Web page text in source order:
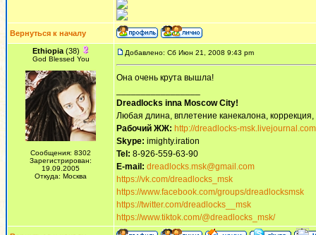
Вернуться к началу
Ethiopia(38)
God Blessed You
Сообщения: 8302
Зарегистрирован:
19.09.2005
Откуда: Москва
Добавлено: Сб Июн 21, 2008 9:43 pm
Она очень крута вышла!
Dreadlocks inna Moscow Сity!
Любая длина, вплетение канекалона,
Рабочий ЖЖ: http://dreadlocks-
Skype: imighty.iration
Tel: 8-926-559-63-90
E-mail: dreadlocks.msk@gmail.com
https://vk.com/dreadlocks_msk
https://www.facebook.com/groups/dreadlocksmsk
https://twitter.com/dreadlocks__msk
https://www.tiktok.com/@dreadlocks_msk/